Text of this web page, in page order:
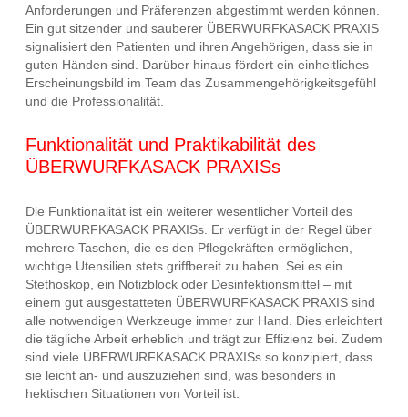
Anforderungen und Präferenzen abgestimmt werden können.
Ein gut sitzender und sauberer ÜBERWURFKASACK PRAXIS
signalisiert den Patienten und ihren Angehörigen, dass sie in
guten Händen sind. Darüber hinaus fördert ein einheitliches
Erscheinungsbild im Team das Zusammengehörigkeitsgefühl
und die Professionalität.
Funktionalität und Praktikabilität des
ÜBERWURFKASACK PRAXISs
Die Funktionalität ist ein weiterer wesentlicher Vorteil des
ÜBERWURFKASACK PRAXISs. Er verfügt in der Regel über
mehrere Taschen, die es den Pflegekräften ermöglichen,
wichtige Utensilien stets griffbereit zu haben. Sei es ein
Stethoskop, ein Notizblock oder Desinfektionsmittel – mit
einem gut ausgestatteten ÜBERWURFKASACK PRAXIS sind
alle notwendigen Werkzeuge immer zur Hand. Dies erleichtert
die tägliche Arbeit erheblich und trägt zur Effizienz bei. Zudem
sind viele ÜBERWURFKASACK PRAXISs so konzipiert, dass
sie leicht an- und auszuziehen sind, was besonders in
hektischen Situationen von Vorteil ist.